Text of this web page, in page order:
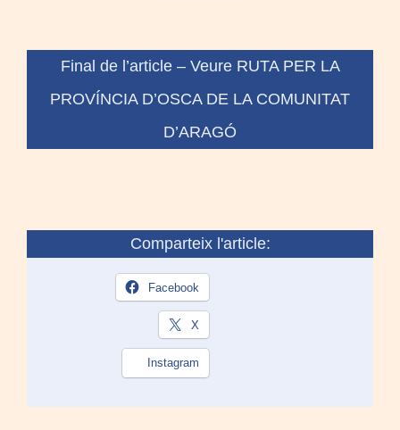
Final de l’article – Veure RUTA PER LA
PROVÍNCIA D’OSCA DE LA COMUNITAT
D’ARAGÓ
Comparteix l'article:
Facebook
X
Instagram